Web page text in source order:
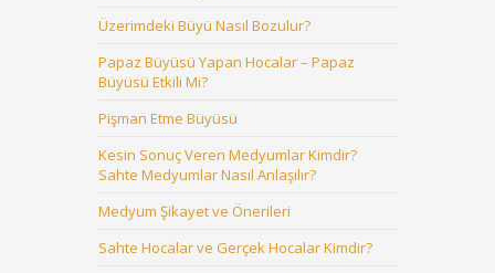
Üzerimdeki Büyü Nasıl Bozulur?
Papaz Büyüsü Yapan Hocalar – Papaz
Büyüsü Etkili Mi?
Pişman Etme Büyüsü
Kesin Sonuç Veren Medyumlar Kimdir?
Sahte Medyumlar Nasıl Anlaşılır?
Medyum Şikayet ve Önerileri
Sahte Hocalar ve Gerçek Hocalar Kimdir?